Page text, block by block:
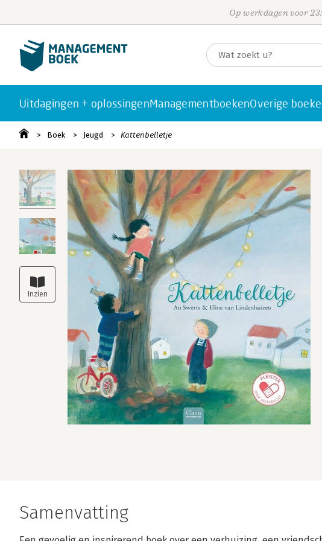
Op werkdagen voor
Uitdagingen + oplossingenManagementboekenOverige
Boek Jeugd Kattenbelletje
Samenvatting